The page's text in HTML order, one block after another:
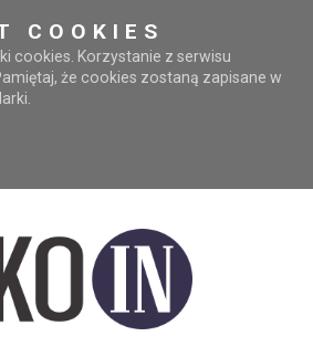
COOKIES
cookies. Korzystanie z serwisu
że cookies zostaną zapisane w